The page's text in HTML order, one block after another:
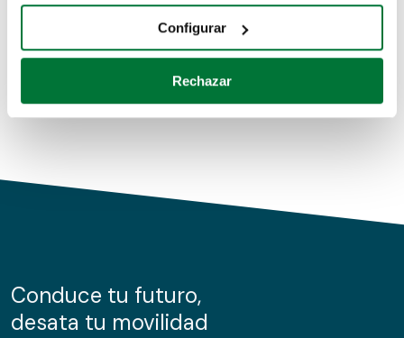
Identificar su dispositivo analizándolo activamente
para buscar características específicas (huellas
Obtenga más información sobre cómo se procesan sus
de cookies.
información sobre el uso que haga del sitio web con
nuestros partners de redes sociales, publicidad y análisis
Configurar
Rechazar
Conduce tu futuro,
desata tu movilidad